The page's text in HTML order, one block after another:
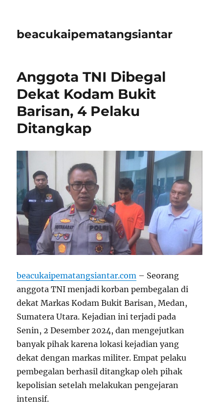
beacukaipematangsiantar
Anggota TNI Dibegal
Dekat Kodam Bukit
Barisan, 4 Pelaku
Ditangkap
beacukaipematangsiantar.com – Seorang
anggota TNI menjadi korban pembegalan di
dekat Markas Kodam Bukit Barisan, Medan,
Sumatera Utara. Kejadian ini terjadi pada
Senin, 2 Desember 2024, dan mengejutkan
banyak pihak karena lokasi kejadian yang
dekat dengan markas militer. Empat pelaku
pembegalan berhasil ditangkap oleh pihak
kepolisian setelah melakukan pengejaran
intensif.